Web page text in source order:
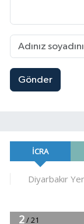
Gönder